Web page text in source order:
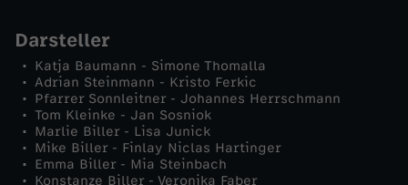
f
Darsteller
Katja Baumann - Simone Thomalla
Adrian Steinmann - Kristo Ferkic
Pfarrer Sonnleitner - Johannes Herrschmann
Tom Kleinke - Jan Sosniok
Marlie Biller - Lisa Junick
Mike Biller - Finlay Niclas Hartinger
Emma Biller - Mia Steinbach
Konstanze Biller - Veronika Faber